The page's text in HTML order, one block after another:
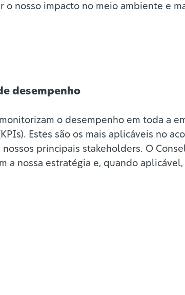
o nosso impacto no meio ambiente e
desempenho
o desempenho em toda a
Estes são os mais aplicáveis no
principais stakeholders. O
a nossa estratégia e, quando